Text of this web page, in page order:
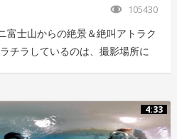
105430
富士山からの絶景＆絶叫アトラク
チラしているのは、撮影場所に
後日外周を回っている「ドド
変わりました。リニューアル後に
4:33